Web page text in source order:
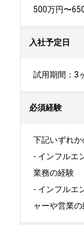
500万円〜
入社予定日
試用期間：3
必須経験
下記いずれか
- インフルエ
業務の経験
- インフルエ
ャーや営業